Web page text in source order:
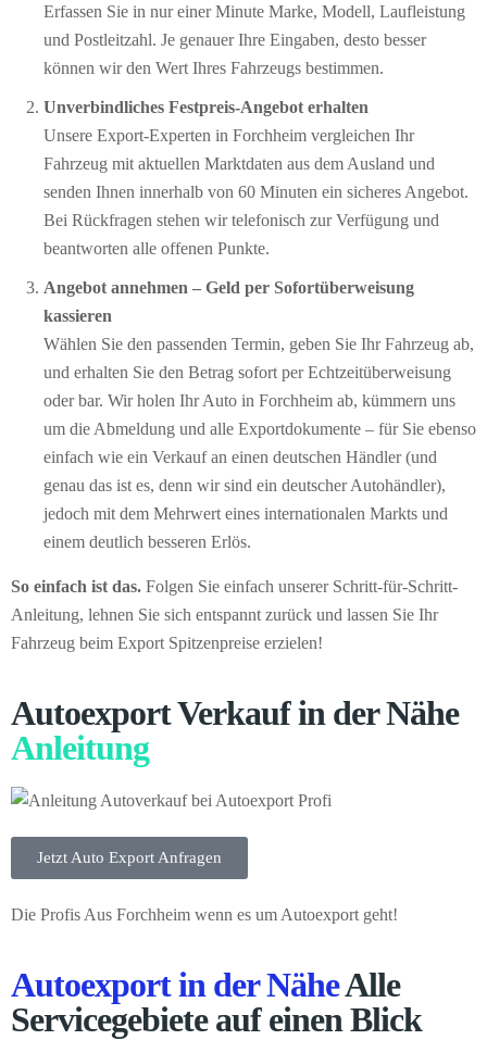
Erfassen Sie in nur einer Minute Marke, Modell, Laufleistung
und Postleitzahl. Je genauer Ihre Eingaben, desto besser
können wir den Wert Ihres Fahrzeugs bestimmen.
Unverbindliches Festpreis-Angebot erhalten
Unsere Export-Experten in Forchheim vergleichen Ihr
Fahrzeug mit aktuellen Marktdaten aus dem Ausland und
senden Ihnen innerhalb von 60 Minuten ein sicheres Angebot.
Bei Rückfragen stehen wir telefonisch zur Verfügung und
beantworten alle offenen Punkte.
Angebot annehmen – Geld per Sofort­überweisung
kassieren
Wählen Sie den passenden Termin, geben Sie Ihr Fahrzeug ab,
und erhalten Sie den Betrag sofort per Echtzeitüberweisung
oder bar. Wir holen Ihr Auto in Forchheim ab, kümmern uns
um die Abmeldung und alle Exportdokumente – für Sie ebenso
einfach wie ein Verkauf an einen deutschen Händler (und
genau das ist es, denn wir sind ein deutscher Autohändler),
jedoch mit dem Mehrwert eines internationalen Markts und
einem deutlich besseren Erlös.
So einfach ist das. Folgen Sie einfach unserer Schritt-für-Schritt-
Anleitung, lehnen Sie sich entspannt zurück und lassen Sie Ihr
Fahrzeug beim Export Spitzenpreise erzielen!
Autoexport Verkauf in der Nähe
Anleitung
Jetzt Auto Export Anfragen
Die Profis Aus Forchheim wenn es um Autoexport geht!
Autoexport in der NäheAlle
Servicegebiete auf einen Blick